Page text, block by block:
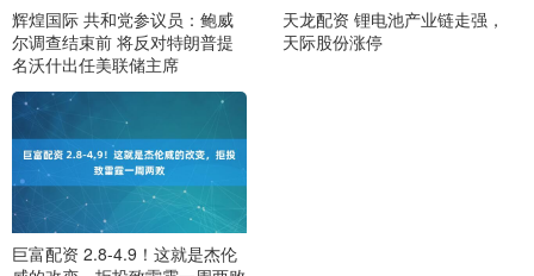
辉煌国际 共和党参议员：鲍威
尔调查结束前 将反对特朗普提
名沃什出任美联储主席
天龙配资 锂电池产业链走强，
天际股份涨停
巨富配资 2.8-4.9！这就是杰伦